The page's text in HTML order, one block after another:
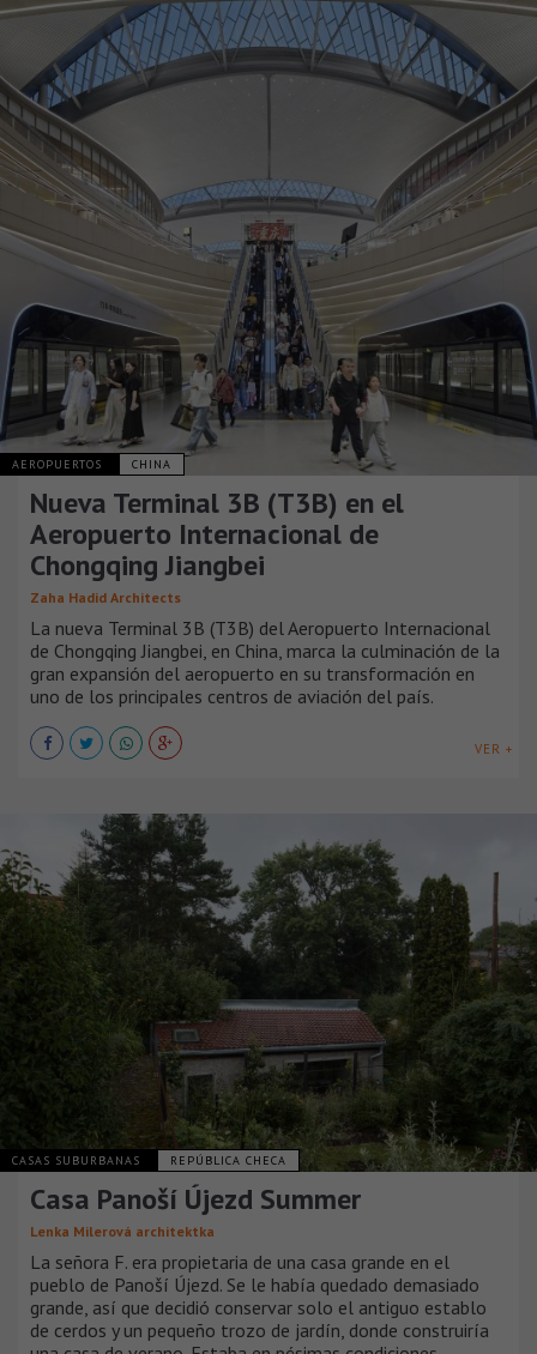
AEROPUERTOS CHINA
Nueva Terminal 3B (T3B) en el
Aeropuerto Internacional de
Chongqing Jiangbei
Zaha Hadid Architects
La nueva Terminal 3B (T3B) del Aeropuerto Internacional
de Chongqing Jiangbei, en China, marca la culminación de la
gran expansión del aeropuerto en su transformación en
uno de los principales centros de aviación del país.
VER +
CASAS SUBURBANAS REPÚBLICA CHECA
Casa Panoší Újezd Summer
Lenka Milerová architektka
La señora F. era propietaria de una casa grande en el
pueblo de Panoší Újezd. Se le había quedado demasiado
grande, así que decidió conservar solo el antiguo establo
de cerdos y un pequeño trozo de jardín, donde construiría